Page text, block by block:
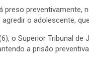
preso preventivamente,
o adolescente,
o Superior Tribunal
a prisão